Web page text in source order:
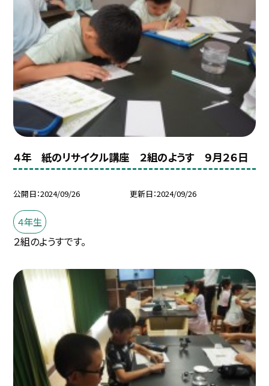
４年 紙のリサイクル講座 ２組のようす ９月２６日
公開日 2024/09/26 更新日 2024/09/26
４年生
２組のようすです。